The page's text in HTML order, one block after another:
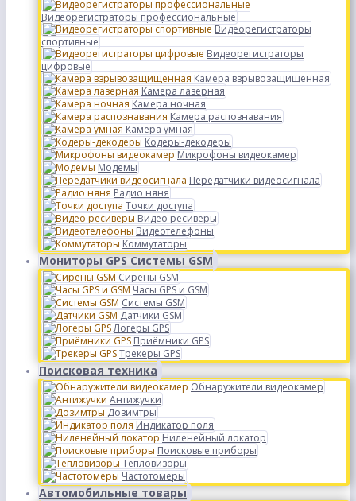
Видеорегистраторы профессиональные
Видеорегистраторы
спортивные
Видеорегистраторы
цифровые
Камера взрывозащищенная
Камера лазерная
Камера ночная
Камера распознавания
Камера умная
Кодеры-декодеры
Микрофоны видеокамер
Модемы
Передатчики видеосигнала
Радио няня
Точки доступа
Видео ресиверы
Видеотелефоны
Коммутаторы
Мониторы GPS Системы GSM
Сирены GSM
Часы GPS и GSM
Системы GSM
Датчики GSM
Логеры GPS
Приёмники GPS
Трекеры GPS
Поисковая техника
Обнаружители видеокамер
Антижучки
Дозимтры
Индикатор поля
Ниленейный локатор
Поисковые приборы
Тепловизоры
Частотомеры
Автомобильные товары